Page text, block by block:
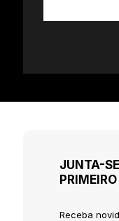
JUNTA-
Receba